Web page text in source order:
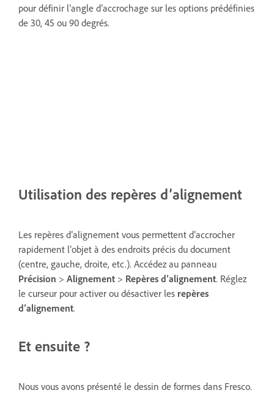
pour définir l’angle d’accrochage sur les options prédéfinies
de 30, 45 ou 90 degrés.
Utilisation des repères d’alignement
Les repères d’alignement vous permettent d’accrocher
rapidement l’objet à des endroits précis du document
(centre, gauche, droite, etc.). Accédez au panneau
Précision > Alignement > Repères d’alignement. Réglez
le curseur pour activer ou désactiver les repères
d’alignement.
Et ensuite ?
Nous vous avons présenté le dessin de formes dans Fresco.